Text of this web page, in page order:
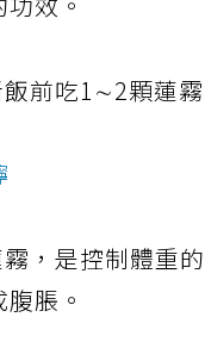
效。
前吃1∼2顆蓮
，是控制體重
脹。